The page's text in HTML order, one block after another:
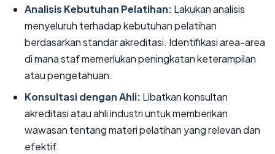
Analisis Kebutuhan Pelatihan: Lakukan analisis
menyeluruh terhadap kebutuhan pelatihan
berdasarkan standar akreditasi. Identifikasi area-area
di mana staf memerlukan peningkatan keterampilan
atau pengetahuan.
Konsultasi dengan Ahli: Libatkan konsultan
akreditasi atau ahli industri untuk memberikan
wawasan tentang materi pelatihan yang relevan dan
efektif.